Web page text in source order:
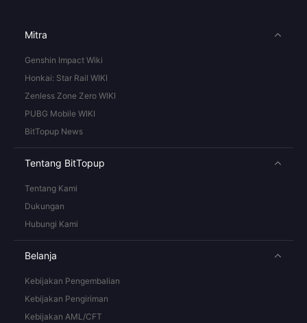
Mitra
Genshin Impact Wiki
Honkai: Star Rail WIKI
Zenless Zone Zero WIKI
PUBG Mobile WIKI
BitTopup News
Tentang BitTopup
Tentang Kami
Dukungan
Hubungi Kami
Belanja
Kebijakan Pengembalian
Kebijakan Pengiriman
Kebijakan AML/CFT